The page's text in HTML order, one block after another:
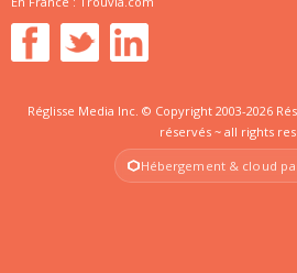
Réglisse Media Inc. © Copyright 2003-2026
réservés ~ all rights
Hébergement & cloud